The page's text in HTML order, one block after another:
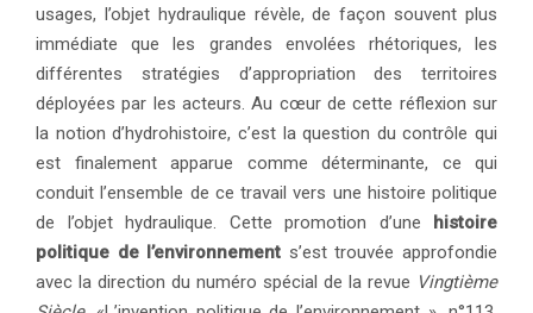
usages, l’objet hydraulique révèle, de façon souvent plus
immédiate que les grandes envolées rhétoriques, les
différentes stratégies d’appropriation des territoires
déployées par les acteurs. Au cœur de cette réflexion sur
la notion d’hydrohistoire, c’est la question du contrôle qui
est finalement apparue comme déterminante, ce qui
conduit l’ensemble de ce travail vers une histoire politique
de l’objet hydraulique. Cette promotion d’une histoire
politique de l’environnement s’est trouvée approfondie
avec la direction du numéro spécial de la revue Vingtième